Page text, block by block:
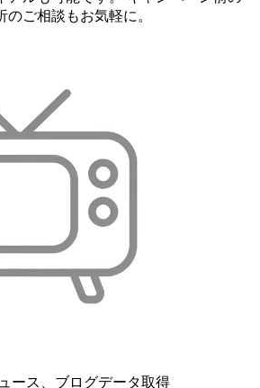
ご相談もお気軽に。
ース、ブログデータ取得